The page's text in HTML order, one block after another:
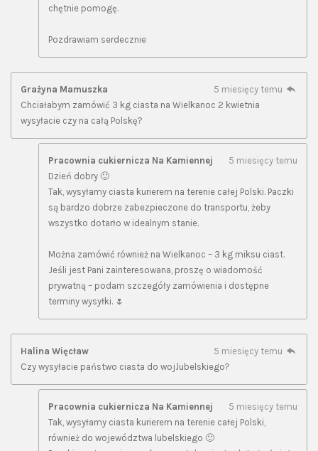
chętnie pomogę.
Pozdrawiam serdecznie
Grażyna Mamuszka
5 miesięcy temu
Chciałabym zamówić 3 kg ciasta na Wielkanoc 2 kwietnia
wysyłacie czy na całą Polskę?
Pracownia cukiernicza Na Kamiennej
5 miesięcy temu
Dzień dobry 🙂
Tak, wysyłamy ciasta kurierem na terenie całej Polski. Paczki
są bardzo dobrze zabezpieczone do transportu, żeby
wszystko dotarło w idealnym stanie.
Można zamówić również na Wielkanoc – 3 kg miksu ciast.
Jeśli jest Pani zainteresowana, proszę o wiadomość
prywatną – podam szczegóły zamówienia i dostępne
terminy wysyłki. 🌷
Halina Więcław
5 miesięcy temu
Czy wysyłacie państwo ciasta do woj.lubelskiego?
Pracownia cukiernicza Na Kamiennej
5 miesięcy temu
Tak, wysyłamy ciasta kurierem na terenie całej Polski,
również do województwa lubelskiego 🙂